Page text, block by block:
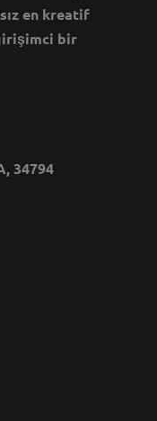
en kreatif
bir
34794